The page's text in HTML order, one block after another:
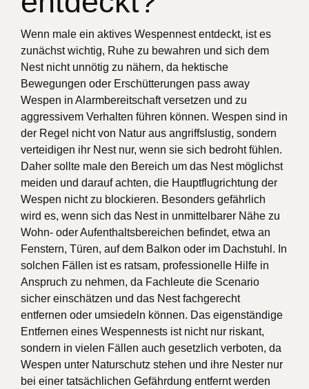
Wenn male ein aktives Wespennest entdeckt, ist es
zunächst wichtig, Ruhe zu bewahren und sich dem
Nest nicht unnötig zu nähern, da hektische
Bewegungen oder Erschütterungen pass away
Wespen in Alarmbereitschaft versetzen und zu
aggressivem Verhalten führen können. Wespen sind in
der Regel nicht von Natur aus angriffslustig, sondern
verteidigen ihr Nest nur, wenn sie sich bedroht fühlen.
Daher sollte male den Bereich um das Nest möglichst
meiden und darauf achten, die Hauptflugrichtung der
Wespen nicht zu blockieren. Besonders gefährlich
wird es, wenn sich das Nest in unmittelbarer Nähe zu
Wohn- oder Aufenthaltsbereichen befindet, etwa an
Fenstern, Türen, auf dem Balkon oder im Dachstuhl. In
solchen Fällen ist es ratsam, professionelle Hilfe in
Anspruch zu nehmen, da Fachleute die Scenario
sicher einschätzen und das Nest fachgerecht
entfernen oder umsiedeln können. Das eigenständige
Entfernen eines Wespennests ist nicht nur riskant,
sondern in vielen Fällen auch gesetzlich verboten, da
Wespen unter Naturschutz stehen und ihre Nester nur
bei einer tatsächlichen Gefährdung entfernt werden